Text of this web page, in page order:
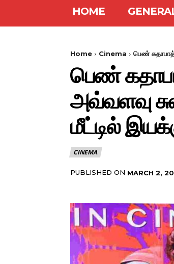
HOME
Home Cinema பெண்
பெண்
அவ்வளவு
மீட்டில்
CINEMA
PUBLISHED ON MARCH 2,